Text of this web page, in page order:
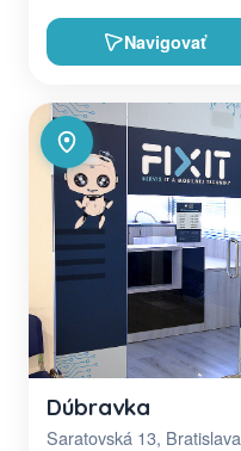
Navigovať
Dúbravka
Saratovská 13, Bratislava